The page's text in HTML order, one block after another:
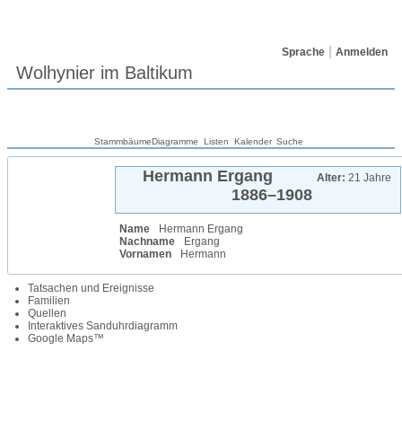
Sprache Anmelden
Wolhynier im Baltikum
StammbäumeDiagramme Listen Kalender Suche
Hermann Ergang Alter: 21 Jahre
1886–1908
Name Hermann Ergang
Nachname
Ergang
Vornamen
Hermann
Tatsachen und Ereignisse
Familien
Quellen
Interaktives Sanduhrdiagramm
Google Maps™